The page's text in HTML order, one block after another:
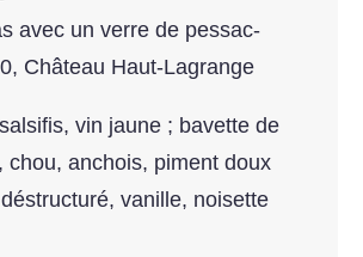
avec un verre de pessac-
Château Haut-Lagrange
vin jaune ; bavette de
anchois, piment doux
vanille, noisette